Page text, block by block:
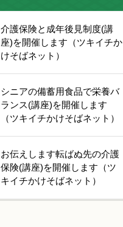
介護保険と成年後見制度(講
座)を開催します（ツキイチか
けそばネット）
シニアの備蓄用食品で栄養バ
ランス(講座)を開催します
（ツキイチかけそばネット）
お伝えします転ばぬ先の介護
保険(講座)を開催します（ツ
キイチかけそばネット）